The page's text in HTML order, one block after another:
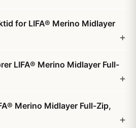
for LIFA® Merino Midlayer
LIFA® Merino Midlayer Full-
Merino Midlayer Full-Zip,